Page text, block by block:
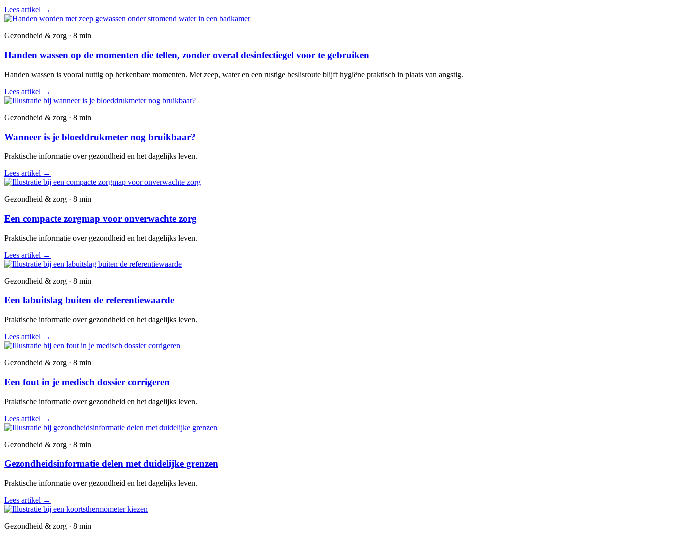
Lees artikel →
Gezondheid & zorg · 8 min
Handen wassen op de momenten die tellen, zonder overal desinfectiegel voor te gebruiken
Handen wassen is vooral nuttig op herkenbare momenten. Met zeep, water en een rustige beslisroute blijft hygiëne praktisch in plaats van angstig.
Lees artikel →
Gezondheid & zorg · 8 min
Wanneer is je bloeddrukmeter nog bruikbaar?
Praktische informatie over gezondheid en het dagelijks leven.
Lees artikel →
Gezondheid & zorg · 8 min
Een compacte zorgmap voor onverwachte zorg
Praktische informatie over gezondheid en het dagelijks leven.
Lees artikel →
Gezondheid & zorg · 8 min
Een labuitslag buiten de referentiewaarde
Praktische informatie over gezondheid en het dagelijks leven.
Lees artikel →
Gezondheid & zorg · 8 min
Een fout in je medisch dossier corrigeren
Praktische informatie over gezondheid en het dagelijks leven.
Lees artikel →
Gezondheid & zorg · 8 min
Gezondheidsinformatie delen met duidelijke grenzen
Praktische informatie over gezondheid en het dagelijks leven.
Lees artikel →
Gezondheid & zorg · 8 min